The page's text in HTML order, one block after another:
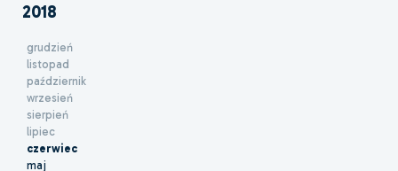
2018
grudzień
listopad
październik
wrzesień
sierpień
lipiec
czerwiec
maj